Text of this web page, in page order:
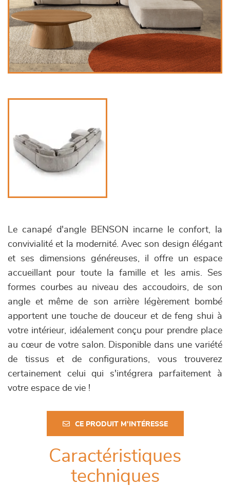
Le canapé d'angle BENSON incarne le confort, la
convivialité et la modernité. Avec son design élégant
et ses dimensions généreuses, il offre un espace
accueillant pour toute la famille et les amis. Ses
formes courbes au niveau des accoudoirs, de son
angle et même de son arrière légèrement bombé
apportent une touche de douceur et de feng shui à
votre intérieur, idéalement conçu pour prendre place
au cœur de votre salon. Disponible dans une variété
de tissus et de configurations, vous trouverez
certainement celui qui s'intégrera parfaitement à
votre espace de vie !
CE PRODUIT M'INTÉRESSE
Caractéristiques
techniques